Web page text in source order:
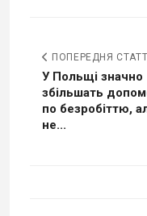
ПОПЕРЕДНЯ
У Польщі значно
збільшать
по безробіттю,
не...